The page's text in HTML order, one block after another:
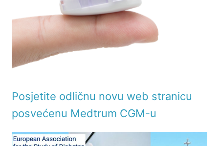
Posjetite odličnu novu web stranicu
posvećenu Medtrum CGM-u